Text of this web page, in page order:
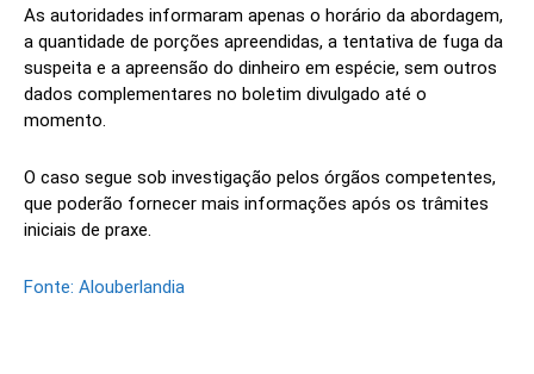
As autoridades informaram apenas o horário da abordagem,
a quantidade de porções apreendidas, a tentativa de fuga da
suspeita e a apreensão do dinheiro em espécie, sem outros
dados complementares no boletim divulgado até o
momento.
O caso segue sob investigação pelos órgãos competentes,
que poderão fornecer mais informações após os trâmites
iniciais de praxe.
Fonte: Alouberlandia